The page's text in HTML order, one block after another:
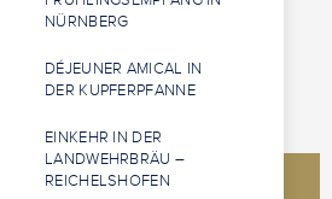
NÜRNBERG
DÉJEUNER AMICAL IN
DER KUPFERPFANNE
EINKEHR IN DER
LANDWEHRBRÄU –
REICHELSHOFEN